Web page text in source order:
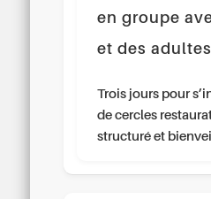
en groupe
et des adultes
Trois jours pour
de cercles
structuré et